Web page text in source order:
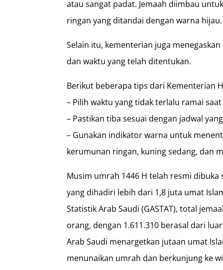
atau sangat padat. Jemaah diimbau
ringan yang ditandai dengan warna hijau.
Selain itu, kementerian juga
dan waktu yang telah ditentukan.
Berikut beberapa tips dari Kementerian
– Pilih waktu yang tidak terlalu ramai
– Pastikan tiba sesuai dengan jadwal
– Gunakan indikator warna untuk
kerumunan ringan, kuning sedang, dan
Musim umrah 1446 H telah resmi
yang dihadiri lebih dari 1,8 juta umat
Statistik Arab Saudi (GASTAT), total
orang, dengan 1.611.310 berasal dari
Arab Saudi menargetkan jutaan umat
menunaikan umrah dan berkunjung ke